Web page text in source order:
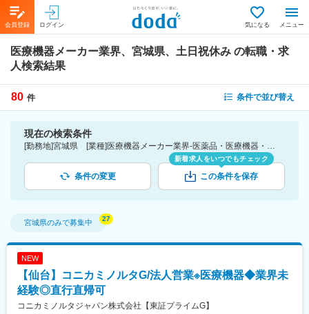
会員登録 ログイン 気になる メニュー
医療機器メーカー業界、宮城県、土日祝休み の転職・求
人検索結果
80 件 条件で並び替え
現在の検索条件
[勤務地]宮城県 [業種]医療機器メーカー業界-医薬品・医療機器・ライフサイエンス・医療系サービス [詳細条件](休日・働き方)土日祝休み
条件の変更
新着求人をいつでもチェック
この条件を保存
宮城県のみで募集中
NEW
【仙台】コニカミノルタG/法人営業※医療機器◆業界未
経験◎直行直帰可
コニカミノルタジャパン株式会社【東証プライムG】